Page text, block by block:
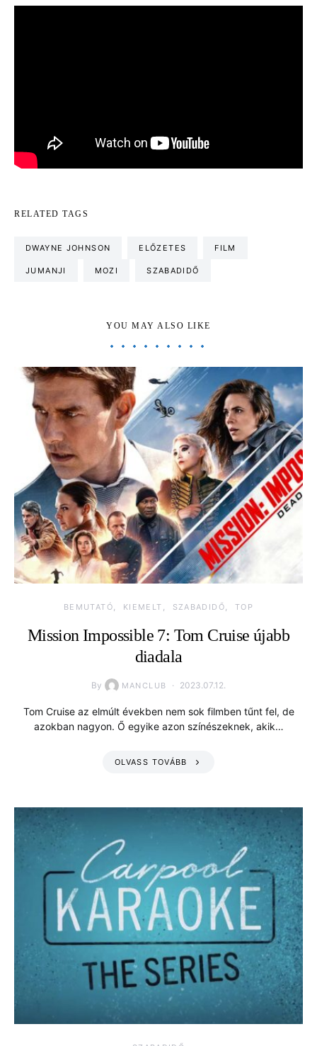
RELATED TAGS
DWAYNE JOHNSON ELŐZETES FILM
JUMANJI MOZI SZABADIDŐ
YOU MAY ALSO LIKE
BEMUTATÓ KIEMELT SZABADIDŐ TOP
Mission Impossible 7: Tom Cruise újabb
diadala
By MANCLUB 2023.07.12.
Tom Cruise az elmúlt években nem sok filmben tűnt fel, de
azokban nagyon. Ő egyike azon színészeknek, akik…
OLVASS TOVÁBB